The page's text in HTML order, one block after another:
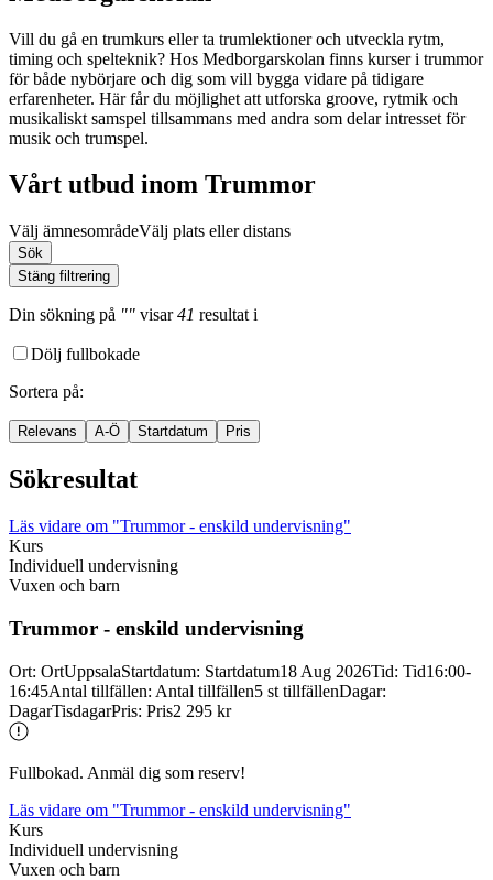
Vill du gå en trumkurs eller ta trumlektioner och utveckla rytm,
timing och spelteknik? Hos Medborgarskolan finns kurser i trummor
för både nybörjare och dig som vill bygga vidare på tidigare
erfarenheter. Här får du möjlighet att utforska groove, rytmik och
musikaliskt samspel tillsammans med andra som delar intresset för
musik och trumspel.
Vårt utbud inom Trummor
Välj ämnesområdeVälj plats eller distans
Sök
Stäng filtrering
Din sökning på "" visar41 resultat i
Dölj fullbokade
Sortera på:
Relevans A-Ö Startdatum Pris
Sökresultat
Läs vidare om "Trummor - enskild undervisning"
Kurs
Individuell undervisning
Vuxen och barn
Trummor - enskild undervisning
Ort: OrtUppsalaStartdatum: Startdatum18 Aug 2026Tid: Tid16:00-
16:45Antal tillfällen: Antal tillfällen5 st tillfällenDagar:
DagarTisdagarPris: Pris2 295 kr
Fullbokad. Anmäl dig som reserv!
Läs vidare om "Trummor - enskild undervisning"
Kurs
Individuell undervisning
Vuxen och barn